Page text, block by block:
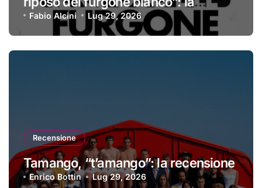
recensione
Fabio Alcini Lug 29, 2026
Recensione
Tamango, “t’amango”: la recensione
Enrico Bottin Lug 29, 2026